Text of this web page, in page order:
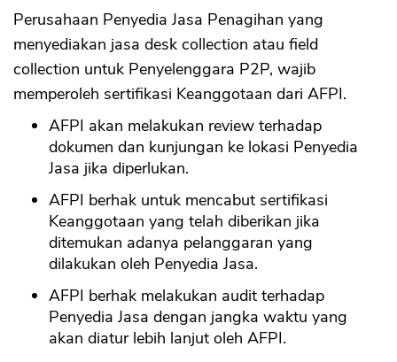
Perusahaan Penyedia Jasa Penagihan yang
menyediakan jasa desk collection atau field
collection untuk Penyelenggara P2P, wajib
memperoleh sertifikasi Keanggotaan dari AFPI.
AFPI akan melakukan review terhadap
dokumen dan kunjungan ke lokasi Penyedia
Jasa jika diperlukan.
AFPI berhak untuk mencabut sertifikasi
Keanggotaan yang telah diberikan jika
ditemukan adanya pelanggaran yang
dilakukan oleh Penyedia Jasa.
AFPI berhak melakukan audit terhadap
Penyedia Jasa dengan jangka waktu yang
akan diatur lebih lanjut oleh AFPI.